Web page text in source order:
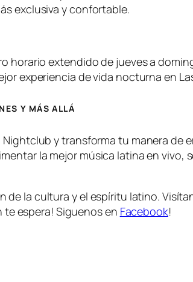
exclusiva y confortable.
horario extendido de jueves a
experiencia de vida nocturna en
Y MÁS ALLÁ
y transforma tu manera de
la mejor música latina en vivo,
la cultura y el espíritu latino.
te espera! Siguenos en Facebook!